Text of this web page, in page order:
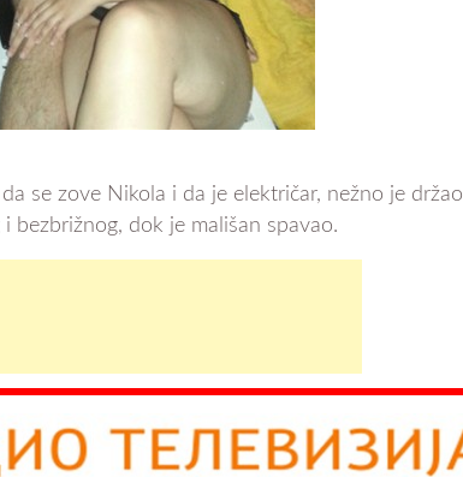
se zove Nikola i da je električar, nežno je držao
bezbrižnog, dok je mališan spavao.